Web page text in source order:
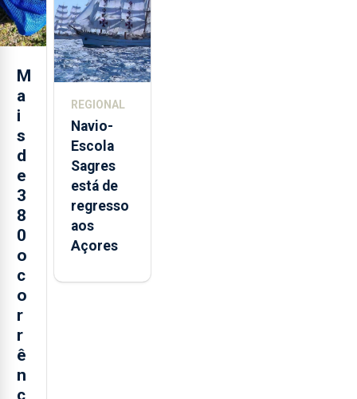
M
a
i
s
d
e
3
8
0
o
c
o
r
r
ê
n
c
São
Sebastião
e cria 30
postos de
REGIONAL
Navio-
Escola
Sagres
está de
regresso
aos
Açores